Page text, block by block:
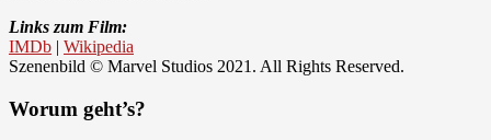
Links zum Film:
IMDb | Wikipedia
Szenenbild © Marvel Studios 2021. All Rights Reserved.
Worum geht’s?